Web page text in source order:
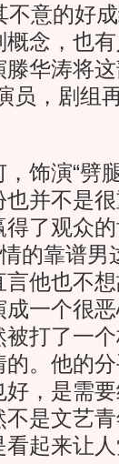
意的好成
念，也
华涛将
员，剧组
演“劈
并不是
了观众
的靠谱
他也不
成一个很
打了一个
。他的
，是需
是文艺
起来让